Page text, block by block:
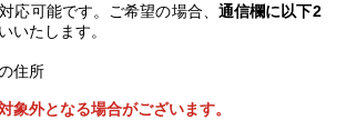
応可能です。ご希望の場合、 通信欄に以下2
いたします。
住所
象外となる場合がございます。